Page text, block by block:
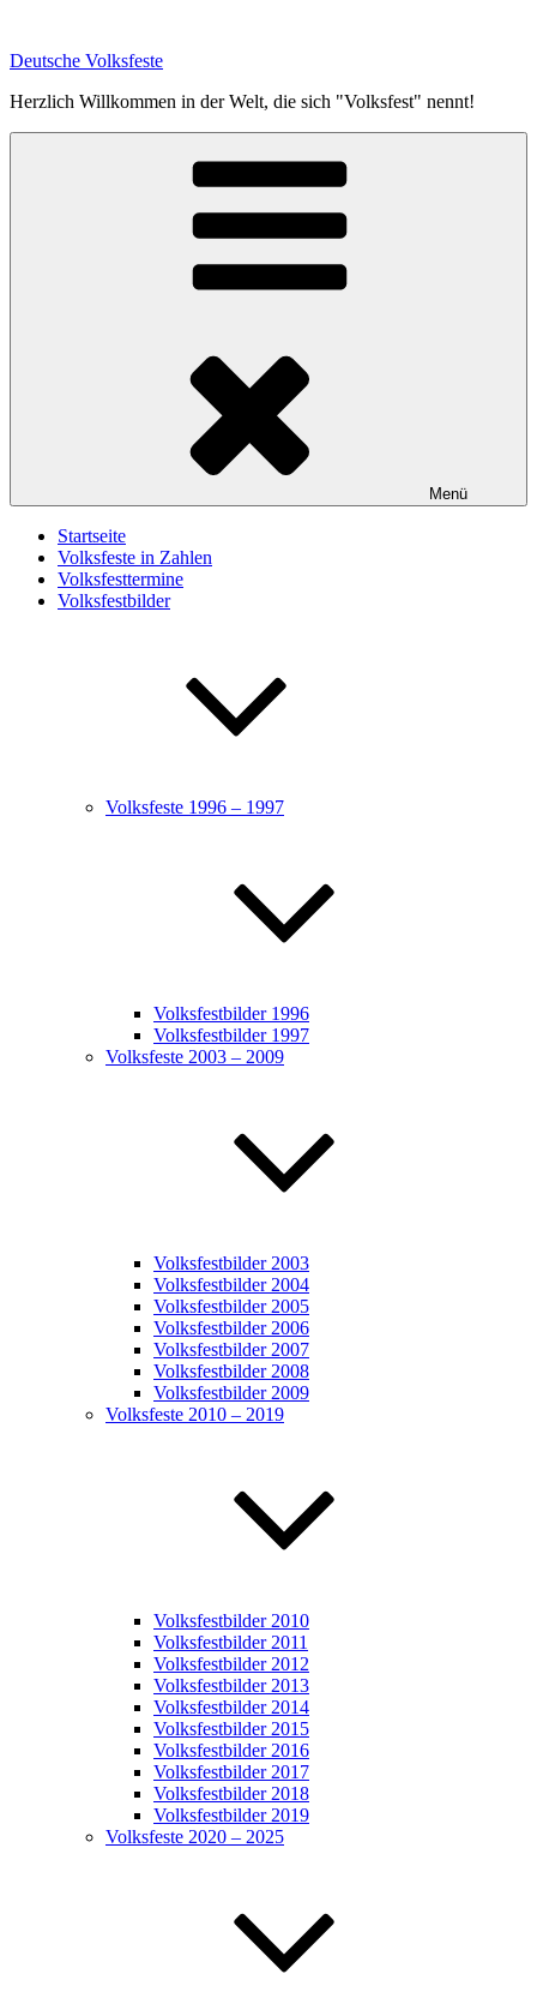
springen
Deutsche Volksfeste
Herzlich Willkommen in der Welt, die sich "Volksfest" nennt!
Menü
Startseite
Volksfeste in Zahlen
Volksfesttermine
Volksfestbilder
Volksfeste 1996 – 1997
Volksfestbilder 1996
Volksfestbilder 1997
Volksfeste 2003 – 2009
Volksfestbilder 2003
Volksfestbilder 2004
Volksfestbilder 2005
Volksfestbilder 2006
Volksfestbilder 2007
Volksfestbilder 2008
Volksfestbilder 2009
Volksfeste 2010 – 2019
Volksfestbilder 2010
Volksfestbilder 2011
Volksfestbilder 2012
Volksfestbilder 2013
Volksfestbilder 2014
Volksfestbilder 2015
Volksfestbilder 2016
Volksfestbilder 2017
Volksfestbilder 2018
Volksfestbilder 2019
Volksfeste 2020 – 2025